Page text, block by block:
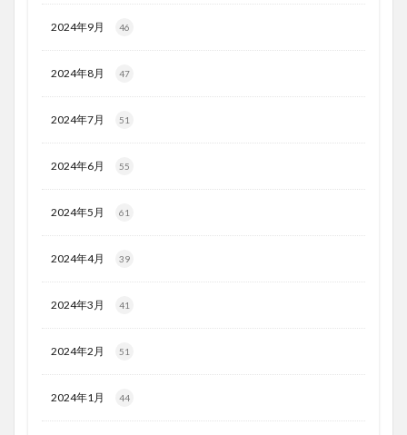
2024年9月 46
2024年8月 47
2024年7月 51
2024年6月 55
2024年5月 61
2024年4月 39
2024年3月 41
2024年2月 51
2024年1月 44